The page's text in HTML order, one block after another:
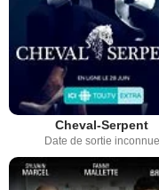
Cheval-Serpent
Date de sortie inconnue